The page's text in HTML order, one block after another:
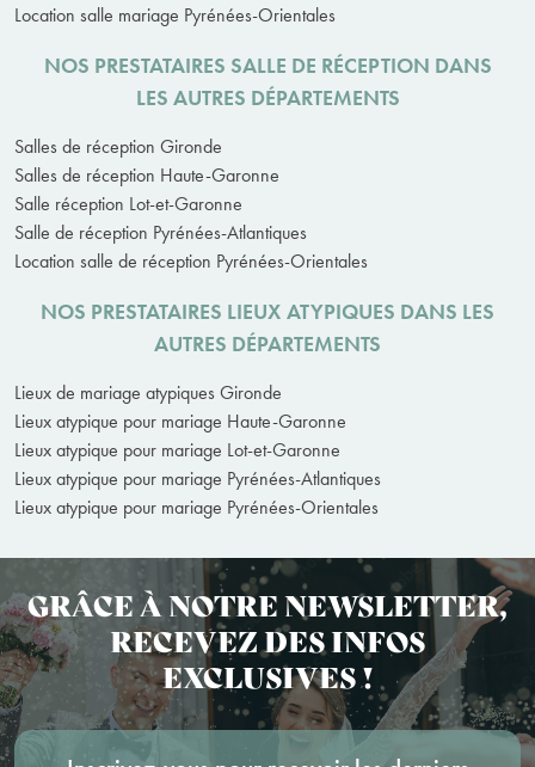
Location salle mariage Pyrénées-Orientales
NOS PRESTATAIRES SALLE DE RÉCEPTION DANS
LES AUTRES DÉPARTEMENTS
Salles de réception Gironde
Salles de réception Haute-Garonne
Salle réception Lot-et-Garonne
Salle de réception Pyrénées-Atlantiques
Location salle de réception Pyrénées-Orientales
NOS PRESTATAIRES LIEUX ATYPIQUES DANS LES
AUTRES DÉPARTEMENTS
Lieux de mariage atypiques Gironde
Lieux atypique pour mariage Haute-Garonne
Lieux atypique pour mariage Lot-et-Garonne
Lieux atypique pour mariage Pyrénées-Atlantiques
Lieux atypique pour mariage Pyrénées-Orientales
GRÂCE À NOTRE NEWSLETTER,
RECEVEZ DES INFOS
EXCLUSIVES !